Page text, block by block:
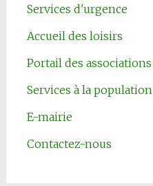
Services d'urgence
Accueil des loisirs
Portail des associations
Services à la population
E-mairie
Contactez-nous